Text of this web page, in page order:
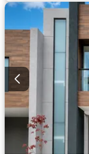
Estacionamiento
Jardín
Azotea
Sala
Televisión por
Zonas verdes